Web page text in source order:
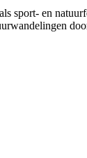
sport- en